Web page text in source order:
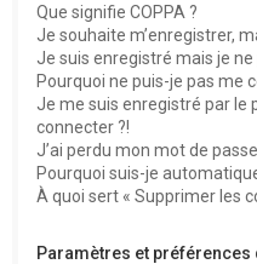
Que signifie COPPA ?
Je souhaite m’enregistrer,
Je suis enregistré mais je
Pourquoi ne puis-je pas me
Je me suis enregistré par le
connecter ?!
J’ai perdu mon mot de
Pourquoi suis-je
À quoi sert « Supprimer les
Paramètres et préférences